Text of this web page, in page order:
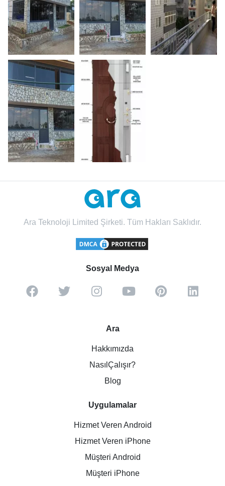
Ara Teknoloji Limited Şirketi. Tüm Hakları Saklıdır.
Sosyal Medya
Ara
Hakkımızda
NasılÇalışır?
Blog
Uygulamalar
Hizmet Veren Android
Hizmet Veren iPhone
Müşteri Android
Müşteri iPhone